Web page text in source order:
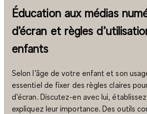
Éducation aux médias
d’écran et règles
enfants
Selon l’âge de votre enfant et son
essentiel de fixer des règles claires
d’écran. Discutez-en avec lui,
expliquez leur importance. Des outils